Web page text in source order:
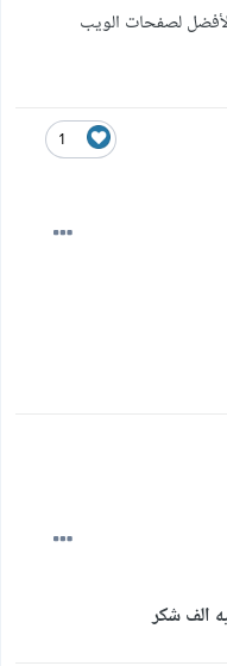
لصفحات الويب
1
الف شكر